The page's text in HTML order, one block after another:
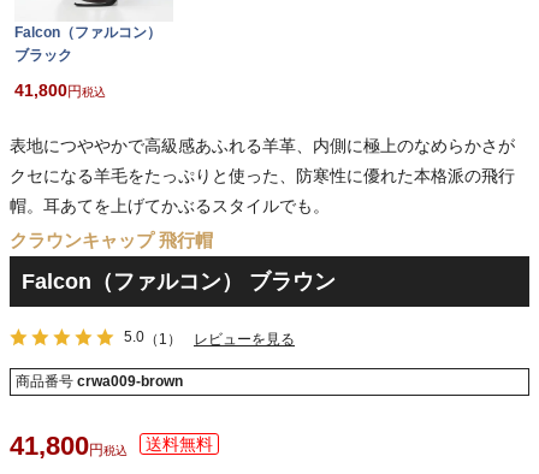
Falcon（ファルコン）
ブラック
41,800 税込
表地につややかで高級感あふれる羊革、内側に極上のなめらかさが
クセになる羊毛をたっぷりと使った、防寒性に優れた本格派の飛行
帽。耳あてを上げてかぶるスタイルでも。
クラウンキャップ 飛行帽
Falcon（ファルコン） ブラウン
5.0 （1） レビューを見る
商品番号 crwa009-brown
41,800 税込